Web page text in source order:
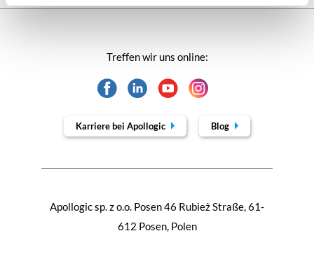
Apollogic sp. z o.o. Posen 46 Rubież Straße, 61-
612 Posen, Polen
Treffen wir uns online:
Karriere bei Apollogic Blog